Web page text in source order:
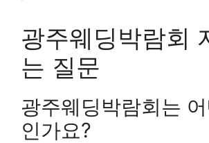
광주웨딩박람회
는 질문
광주웨딩박람회는
인가요?